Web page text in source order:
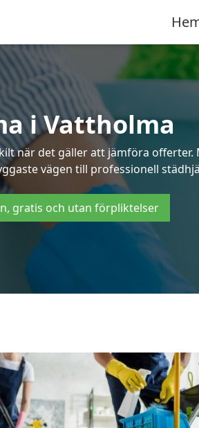
i Vattholma
när det gäller att jämföra
vägen till professionell
gratis och utan förpliktelser